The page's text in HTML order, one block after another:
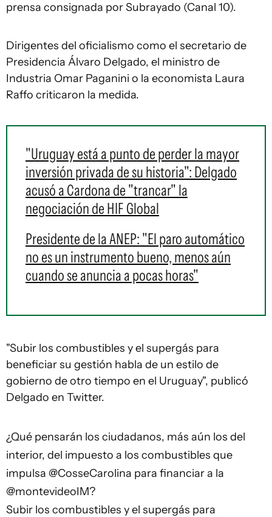
prensa consignada por Subrayado (Canal 10).
Dirigentes del oficialismo como el secretario de
Presidencia Álvaro Delgado, el ministro de
Industria Omar Paganini o la economista Laura
Raffo criticaron la medida.
"Uruguay está a punto de perder la mayor
inversión privada de su historia": Delgado
acusó a Cardona de "trancar" la
negociación de HIF Global
Presidente de la ANEP: "El paro automático
no es un instrumento bueno, menos aún
cuando se anuncia a pocas horas"
"Subir los combustibles y el supergás para
beneficiar su gestión habla de un estilo de
gobierno de otro tiempo en el Uruguay", publicó
Delgado en Twitter.
¿Qué pensarán los ciudadanos, más aún los del
interior, del impuesto a los combustibles que
impulsa @CosseCarolina para financiar a la
@montevideoIM?
Subir los combustibles y el supergás para